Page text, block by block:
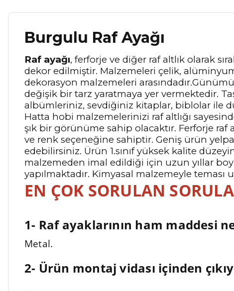
Burgulu Raf Ayağı
Raf ayağı, ferforje ve diğer raf altlık olarak
dekor edilmiştir. Malzemeleri çelik,
dekorasyon malzemeleri
değişik bir tarz yaratmaya yer vermektedir.
albümleriniz, sevdiğiniz kitaplar, biblolar ile
Hatta hobi malzemelerinizi raf altlığı
şık bir görünüme sahip olacaktır. Ferforje
ve renk seçeneğine sahiptir. Geniş ürün
edebilirsiniz. Ürün 1.sınıf yüksek kalite
malzemeden imal edildiği için uzun yıllar
yapılmaktadır. Kimyasal malzemeyle
EN ÇOK SORULAN
1- Raf ayaklarının ham maddesi
Metal.
2- Ürün montaj vidası içinden